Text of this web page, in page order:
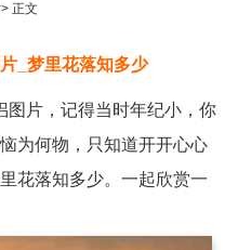
> 正文
_梦里花落知多少
片，记得当时年纪小，你
为何物，只知道开开心心
花落知多少。一起欣赏一